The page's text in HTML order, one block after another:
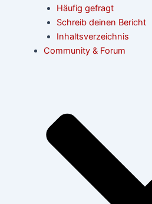
Häufig gefragt
Schreib deinen Bericht
Inhaltsverzeichnis
Community & Forum